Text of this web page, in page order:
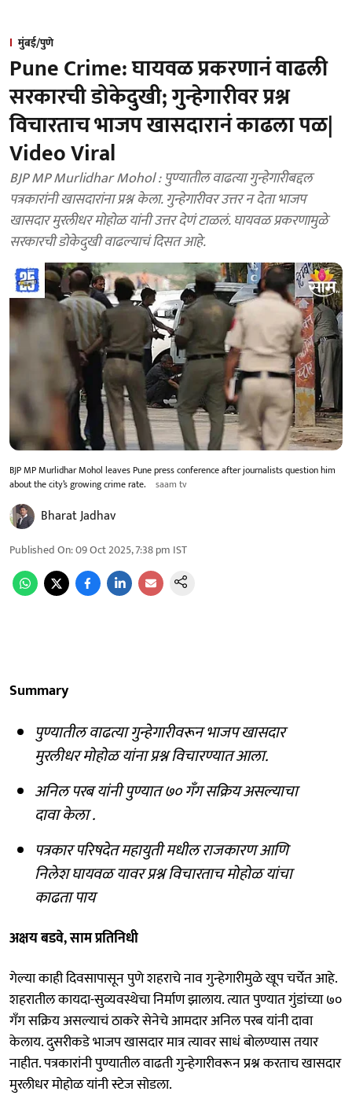
मुंबई/पुणे
Pune Crime: घायवळ प्रकरणानं वाढली
सरकारची डोकेदुखी; गुन्हेगारीवर प्रश्न
विचारताच भाजप खासदारानं काढला पळ|
Video Viral
BJP MP Murlidhar Mohol : पुण्यातील वाढत्या गुन्हेगारीबद्दल
पत्रकारांनी खासदारांना प्रश्न केला. गुन्हेगारीवर उत्तर न देता भाजप
खासदार मुरलीधर मोहोळ यांनी उत्तर देणं टाळलं. घायवळ प्रकरणामुळे
सरकारची डोकेदुखी वाढल्याचं दिसत आहे.
BJP MP Murlidhar Mohol leaves Pune press conference after journalists question him
about the city’s growing crime rate.
saam tv
Bharat Jadhav
Published On:09 Oct 2025, 7:38 pm IST
Summary
पुण्यातील वाढत्या गुन्हेगारीवरून भाजप खासदार
मुरलीधर मोहोळ यांना प्रश्न विचारण्यात आला.
अनिल परब यांनी पुण्यात ७० गँग सक्रिय असल्याचा
दावा केला .
पत्रकार परिषदेत महायुती मधील राजकारण आणि
निलेश घायवळ यावर प्रश्न विचारताच मोहोळ यांचा
काढता पाय
अक्षय बडवे, साम प्रतिनिधी
गेल्या काही दिवसापासून पुणे शहराचे नाव गुन्हेगारीमुळे खूप चर्चेत आहे.
शहरातील कायदा-सुव्यवस्थेचा निर्माण झालाय. त्यात पुण्यात गुंडांच्या ७०
गँग सक्रिय असल्याचं ठाकरे सेनेचे आमदार अनिल परब यांनी दावा
केलाय. दुसरीकडे भाजप खासदार मात्र त्यावर साधं बोलण्यास तयार
नाहीत. पत्रकारांनी पुण्यातील वाढती गुन्हेगारीवरून प्रश्न करताच खासदार
मुरलीधर मोहोळ यांनी स्टेज सोडला.